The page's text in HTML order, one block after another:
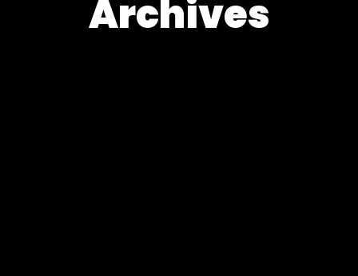
Archives